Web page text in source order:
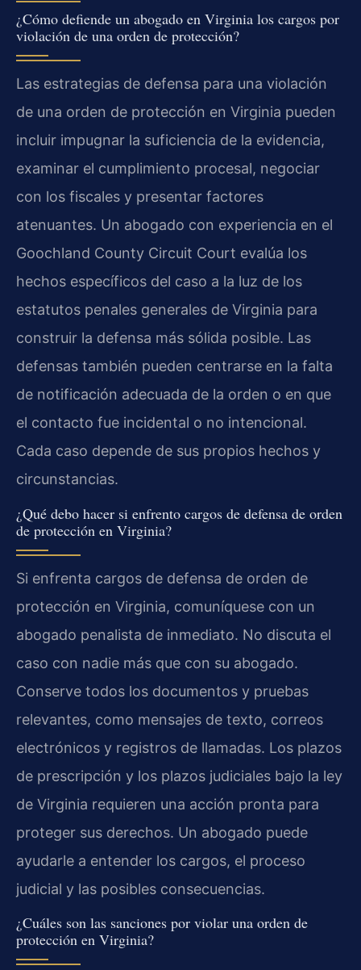
¿Cómo defiende un abogado en Virginia los cargos por
violación de una orden de protección?
Las estrategias de defensa para una violación
de una orden de protección en Virginia pueden
incluir impugnar la suficiencia de la evidencia,
examinar el cumplimiento procesal, negociar
con los fiscales y presentar factores
atenuantes. Un abogado con experiencia en el
Goochland County Circuit Court evalúa los
hechos específicos del caso a la luz de los
estatutos penales generales de Virginia para
construir la defensa más sólida posible. Las
defensas también pueden centrarse en la falta
de notificación adecuada de la orden o en que
el contacto fue incidental o no intencional.
Cada caso depende de sus propios hechos y
circunstancias.
¿Qué debo hacer si enfrento cargos de defensa de orden
de protección en Virginia?
Si enfrenta cargos de defensa de orden de
protección en Virginia, comuníquese con un
abogado penalista de inmediato. No discuta el
caso con nadie más que con su abogado.
Conserve todos los documentos y pruebas
relevantes, como mensajes de texto, correos
electrónicos y registros de llamadas. Los plazos
de prescripción y los plazos judiciales bajo la ley
de Virginia requieren una acción pronta para
proteger sus derechos. Un abogado puede
ayudarle a entender los cargos, el proceso
judicial y las posibles consecuencias.
¿Cuáles son las sanciones por violar una orden de
protección en Virginia?